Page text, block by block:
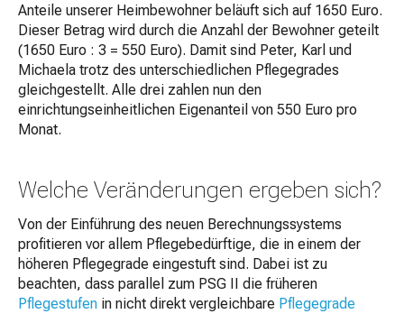
Anteile unserer Heimbewohner beläuft sich auf 1650 Euro.
Dieser Betrag wird durch die Anzahl der Bewohner geteilt
(1650 Euro : 3 = 550 Euro). Damit sind Peter, Karl und
Michaela trotz des unterschiedlichen Pflegegrades
gleichgestellt. Alle drei zahlen nun den
einrichtungseinheitlichen Eigenanteil von 550 Euro pro
Monat.
Welche Veränderungen ergeben sich?
Von der Einführung des neuen Berechnungssystems
profitieren vor allem Pflegebedürftige, die in einem der
höheren Pflegegrade eingestuft sind. Dabei ist zu
beachten, dass parallel zum PSG II die früheren
Pflegestufen in nicht direkt vergleichbare Pflegegrade